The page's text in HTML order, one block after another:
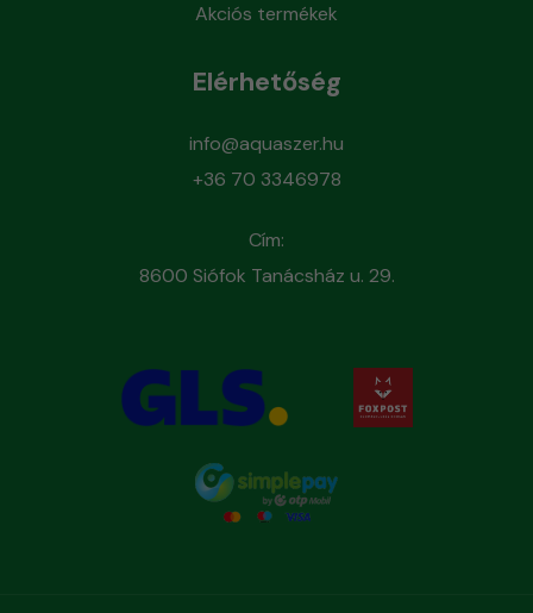
Akciós termékek
Elérhetőség
info@aquaszer.hu
+36 70 3346978
Cím:
8600 Siófok Tanácsház u. 29.